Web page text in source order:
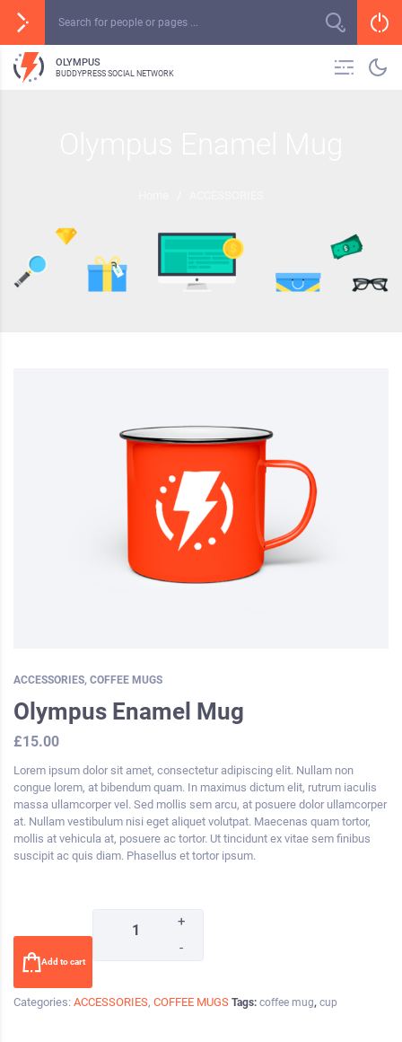
OLYMPUS
BUDDYPRESS SOCIAL NETWORK
ACCESSORIES, COFFEE MUGS
Olympus Enamel Mug
£15.00
Lorem ipsum dolor sit amet, consectetur adipiscing elit. Nullam non
congue lorem, at bibendum quam. In maximus dictum elit, rutrum iaculis
massa ullamcorper vel. Sed mollis sem arcu, at posuere dolor ullamcorper
at. Nullam vestibulum nisi eget aliquet volutpat. Maecenas quam tortor,
mollis at vehicula at, posuere ac tortor. Ut tincidunt ex vitae sem finibus
suscipit ac quis diam. Phasellus et tortor ipsum.
-
+
Add to cart
Categories: ACCESSORIES, COFFEE MUGS Tags: coffee mug, cup